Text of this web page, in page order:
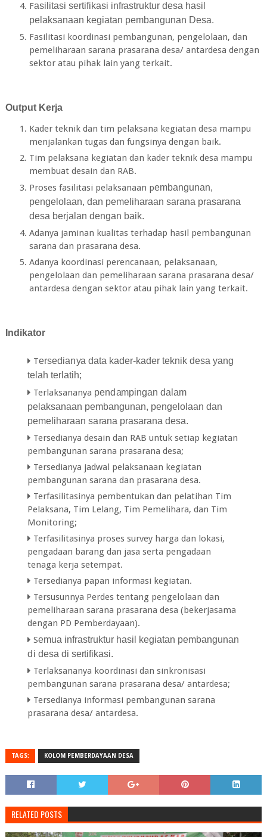
Fasilitasi sertifikasi infrastruktur desa hasil
pel aksanaan kegiatan pembangunan Desa.
Fasilitasi koordinasi pembangunan, pengelolaan, dan
pemeliharaan sarana prasarana desa/ antardesa dengan
sektor atau pihak lain yang terkait.
OutputKerja
Kader teknik dan tim pelaksana kegiatan desa mampu
menjalankan tugas dan fungsinya dengan baik.
Tim pelaksana kegiatan dan kader teknik desa mampu
membuat desain dan RAB.
Proses fasilitasi pelaksanaan pembangunan,
pengelolaan, dan pemeliharaan sarana prasarana
desa berjalan dengan baik.
Adanya jaminan kualitas terhadap hasil pembangunan
sarana dan prasarana desa.
Adanya koordinasi perencanaan, pelaksanaan,
pengelolaan dan pemeliharaan sarana prasarana desa/
antardesa dengan sektor atau pihak lain yang terkait.
Indikator
Tersedianya data kader-kader teknik desayang
te lah ter latih;
Terlaksananya pendampingan da lam
pe laksanaan pembangunan, pengelolaan dan
pemeliharaan sarana prasarana desa.
Tersedianya desain dan RAB untuk setiap kegiatan
pembangunan sarana prasarana desa;
Tersedianya jadwal pelaksanaan kegiatan
pembangunan sarana dan prasarana desa.
Terfasilitasinya pembentukan dan pelatihan Tim
Pelaksana, Tim Lelang, Tim Pemelihara, dan Tim
Monitoring;
Terfasilitasinya proses survey harga dan lokasi,
pengadaan barang dan jasa serta pengadaan
tenaga kerja setempat.
Tersedianya papan informasi kegiatan.
Tersusunnya Perdes tentang pengelolaan dan
pemeliharaan sarana prasarana desa (bekerjasama
dengan PD Pemberdayaan).
Semua infrastruktur hasil kegiatan pembangunan
d i desa di sertifikasi.
Terlaksananya koordinasi dan sinkronisasi
pembangunan sarana prasarana desa/ antardesa;
Tersedianya informasi pembangunan sarana
prasarana desa/ antardesa.
TAGS: KOLOM PEMBERDAYAAN DESA
RELATED POSTS